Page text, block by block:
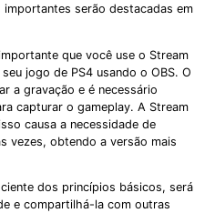
serão destacadas em
que você use o Stream
jogo de PS4 usando o OBS. O
a gravação e é necessário
capturar o gameplay. A Stream
causa a necessidade de
vezes, obtendo a versão mais
dos princípios básicos, será
e compartilhá-la com outras